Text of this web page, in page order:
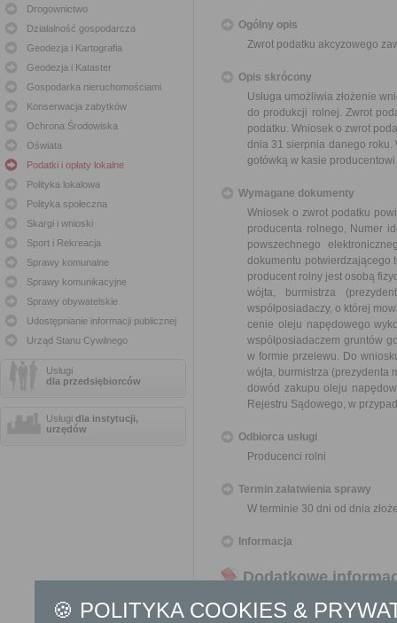
Drogownictwo
Działalność gospodarcza
Geodezja i Kartografia
Geodezja i Kataster
Gospodarka nieruchomościami
Konserwacja zabytków
Ochrona Środowiska
Oświata
Podatki i opłaty lokalne
Polityka lokalowa
Polityka społeczna
Skargi i wnioski
Sport i Rekreacja
Sprawy komunalne
Sprawy komunikacyjne
Sprawy obywatelskie
Udostępnianie informacji publicznej
Urząd Stanu Cywilnego
Usługi
dla przedsiębiorców
Usługi dla instytucji,
urzędów
Ogólny opis
Zwrot podatku akcyzowego
Opis skrócony
Usługa umożliwia złożenie
do produkcji rolnej. Zwrot
podatku. Wniosek o zwrot
dnia 31 sierpnia danego roku.
gotówką w kasie
Wymagane dokumenty
Wniosek o zwrot podatku
producenta rolnego, Numer
powszechnego
dokumentu potwierdzającego
producent rolny jest osobą
wójta, burmistrza
współposiadaczy, o której
cenie oleju napędowego
współposiadaczem gruntów
w formie przelewu. Do
wójta, burmistrza (prezydenta
dowód zakupu oleju
Rejestru Sądowego, w
Odbiorca usługi
Producenci rolni
Termin załatwienia sprawy
W terminie 30 dni od dnia
Informacja
Dodatkowe
Opłata
🍪 POLITYKA COOKIES &